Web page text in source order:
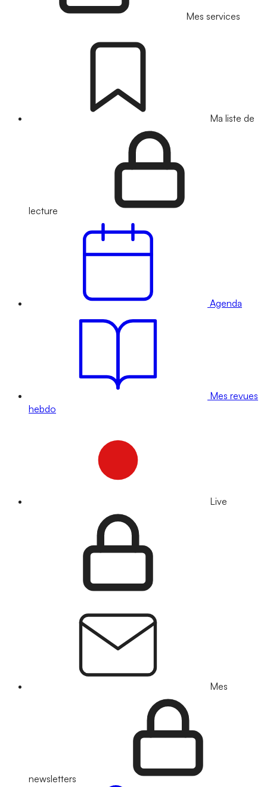
Mes services
Ma liste de
lecture
Agenda
Mes revues
hebdo
Live
Mes
newsletters